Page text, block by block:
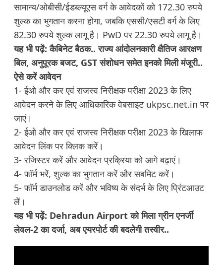
सामान्य/ओबीसी/ईडब्ल्यूएस वर्ग के आवेदकों को 172.30 रुपये
शुल्क का भुगतान करना होगा, जबकि एससी/एसटी वर्ग के लिए
82.30 रुपये शुल्क लागू है। PwD पर 22.30 रुपये लागू है।
यह भी पढ़ें:कैबिनेट बैठक.. राज्य आंदोलनकारी क्षैतिज आरक्षण
बिल, अनुपूरक बजट, GST संशोधन समेत इनको मिली मंजूरी..
ऐसे करें आवेदन
1- ईओ और कर एवं राजस्व निरीक्षक परीक्षा 2023 के लिए
आवेदन करने के लिए आधिकारिक वेबसाइट ukpsc.net.in पर
जाएं।
2- ईओ और कर एवं राजस्व निरीक्षक परीक्षा 2023 के खिलाफ
आवेदन लिंक पर क्लिक करें।
3- रजिस्टर करें और आवेदन प्रक्रिया को आगे बढ़ाएं।
4- फॉर्म भरें, शुल्क का भुगतान करें और सबमिट करें।
5- फॉर्म डाउनलोड करें और भविष्य के संदर्भ के लिए प्रिंटआउट
लें।
यह भी पढ़ें: Dehradun Airport को मिला ग्रीन एनर्जी
लेवल-2 का दर्जा, अब एयरपोर्ट की बदलेगी तस्वीर..